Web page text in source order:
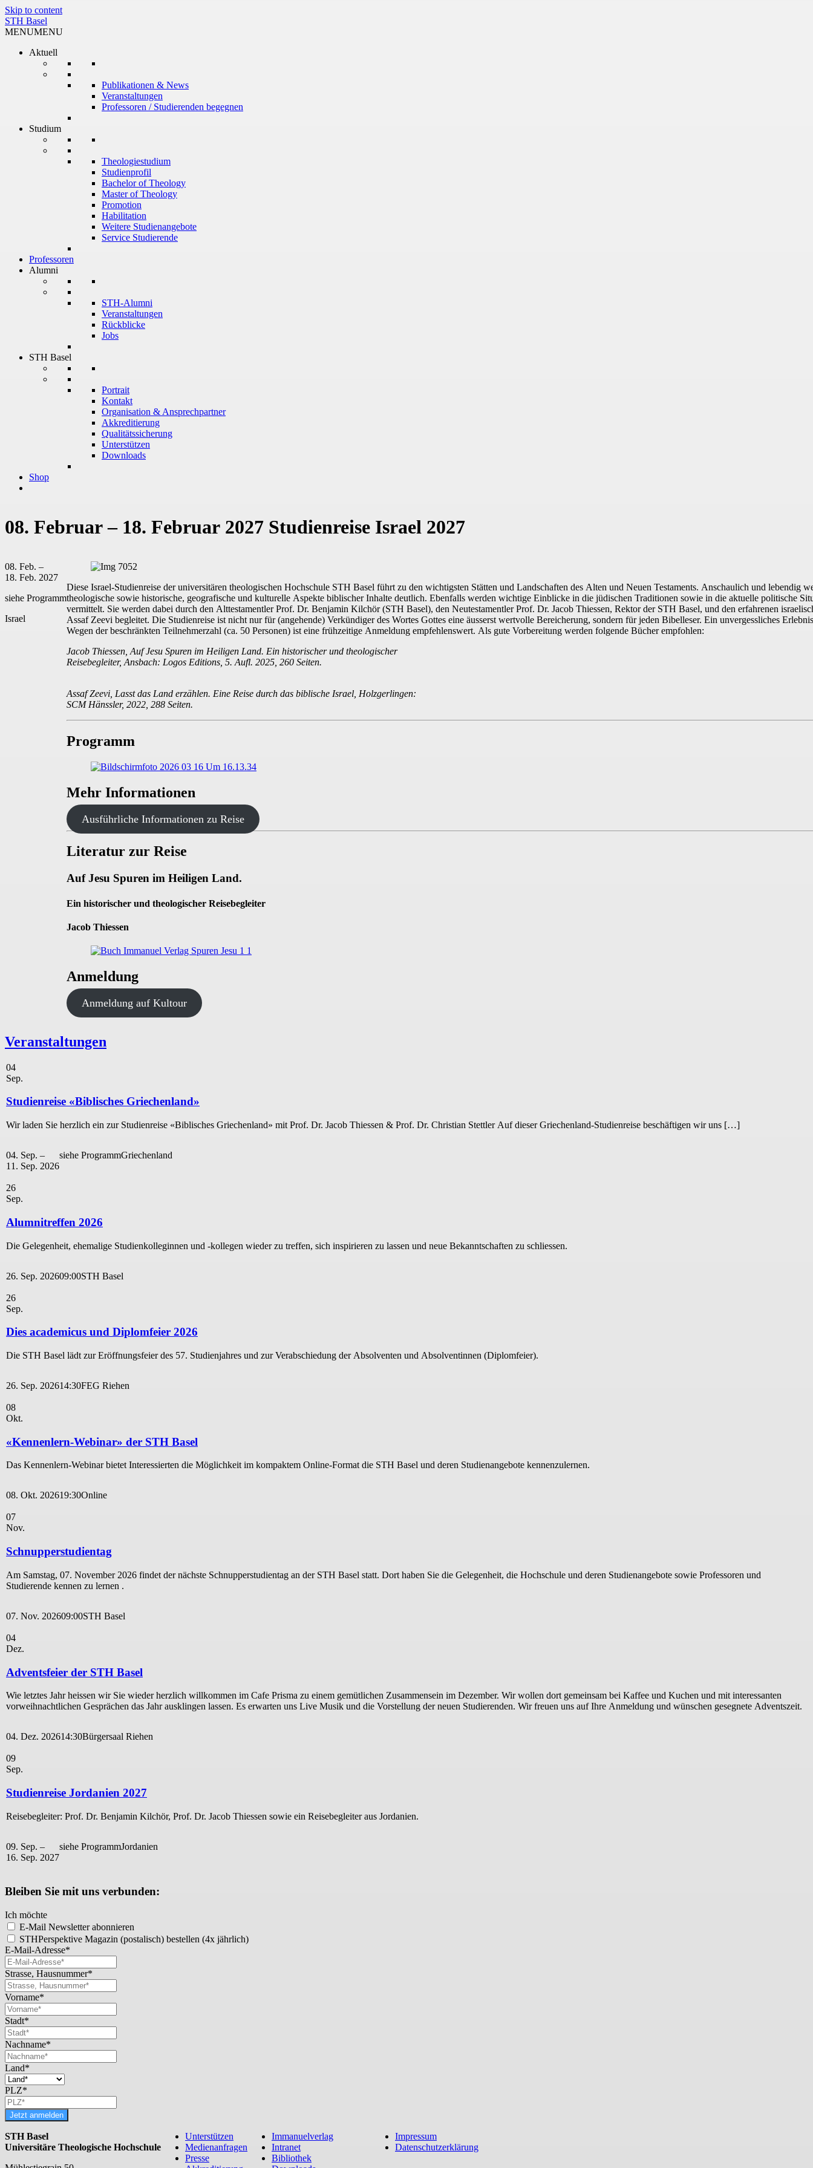
Skip to content
STH Basel
MENUMENU
Aktuell
Publikationen & News
Veranstaltungen
Professoren / Studierenden begegnen
Studium
Theologiestudium
Studienprofil
Bachelor of Theology
Master of Theology
Promotion
Habilitation
Weitere Studienangebote
Service Studierende
Professoren
Alumni
STH-Alumni
Veranstaltungen
Rückblicke
Jobs
STH Basel
Portrait
Kontakt
Organisation & Ansprechpartner
Akkreditierung
Qualitätssicherung
Unterstützen
Downloads
Shop
08. Februar – 18. Februar 2027 Studienreise Israel 2027
08. Feb. –
18. Feb. 2027
siehe Programm
Israel
Diese Israel-Studienreise der universitären theologischen Hochschule STH Basel führt zu den wichtigsten Stätten und Landschaften des Alten und Neuen Testaments. Anschaulich und lebendig
theologische sowie historische, geografische und kulturelle Aspekte biblischer Inhalte deutlich. Ebenfalls werden wichtige Einblicke in die jüdischen Traditionen sowie in die aktuelle politische
vermittelt. Sie werden dabei durch den Alttestamentler Prof. Dr. Benjamin Kilchör (STH Basel), den Neutestamentler Prof. Dr. Jacob Thiessen, Rektor der STH Basel, und den erfahrenen
Assaf Zeevi begleitet. Die Studienreise ist nicht nur für (angehende) Verkündiger des Wortes Gottes eine äusserst wertvolle Bereicherung, sondern für jeden Bibelleser. Ein unvergessliches
Wegen der beschränkten Teilnehmerzahl (ca. 50 Personen) ist eine frühzeitige Anmeldung empfehlenswert. Als gute Vorbereitung werden folgende Bücher empfohlen:
Jacob Thiessen, Auf Jesu Spuren im Heiligen Land. Ein historischer und theologischer
Reisebegleiter, Ansbach: Logos Editions, 5. Aufl. 2025, 260 Seiten.
Assaf Zeevi, Lasst das Land erzählen. Eine Reise durch das biblische Israel, Holzgerlingen:
SCM Hänssler, 2022, 288 Seiten.
Programm
Mehr Informationen
Ausführliche Informationen zu Reise
Literatur zur Reise
Auf Jesu Spuren im Heiligen Land.
Ein historischer und theologischer Reisebegleiter
Jacob Thiessen
Anmeldung
Anmeldung auf Kultour
Veranstaltungen
04
Sep.
Studienreise «Biblisches Griechenland»
Wir laden Sie herzlich ein zur Studienreise «Biblisches Griechenland» mit Prof. Dr. Jacob Thiessen & Prof. Dr. Christian Stettler Auf dieser Griechenland-Studienreise beschäftigen wir uns […]
04. Sep. –
11. Sep. 2026
siehe ProgrammGriechenland
26
Sep.
Alumnitreffen 2026
Die Gelegenheit, ehemalige Studienkolleginnen und -kollegen wieder zu treffen, sich inspirieren zu lassen und neue Bekanntschaften zu schliessen.
26. Sep. 202609:00STH Basel
26
Sep.
Dies academicus und Diplomfeier 2026
Die STH Basel lädt zur Eröffnungsfeier des 57. Studienjahres und zur Verabschiedung der Absolventen und Absolventinnen (Diplomfeier).
26. Sep. 202614:30FEG Riehen
08
Okt.
«Kennenlern-Webinar» der STH Basel
Das Kennenlern-Webinar bietet Interessierten die Möglichkeit im kompaktem Online-Format die STH Basel und deren Studienangebote kennenzulernen.
08. Okt. 202619:30Online
07
Nov.
Schnupperstudientag
Am Samstag, 07. November 2026 findet der nächste Schnupperstudientag an der STH Basel statt. Dort haben Sie die Gelegenheit, die Hochschule und deren Studienangebote sowie Professoren und
Studierende kennen zu lernen .
07. Nov. 202609:00STH Basel
04
Dez.
Adventsfeier der STH Basel
Wie letztes Jahr heissen wir Sie wieder herzlich willkommen im Cafe Prisma zu einem gemütlichen Zusammensein im Dezember. Wir wollen dort gemeinsam bei Kaffee und Kuchen und mit interessanten
vorweihnachtlichen Gesprächen das Jahr ausklingen lassen. Es erwarten uns Live Musik und die Vorstellung der neuen Studierenden. Wir freuen uns auf Ihre Anmeldung und wünschen gesegnete Adventszeit.
04. Dez. 202614:30Bürgersaal Riehen
09
Sep.
Studienreise Jordanien 2027
Reisebegleiter: Prof. Dr. Benjamin Kilchör, Prof. Dr. Jacob Thiessen sowie ein Reisebegleiter aus Jordanien.
09. Sep. –
16. Sep. 2027
siehe ProgrammJordanien
Bleiben Sie mit uns verbunden:
Ich möchte
E-Mail Newsletter abonnieren
STHPerspektive Magazin (postalisch) bestellen (4x jährlich)
E-Mail-Adresse*
Strasse, Hausnummer*
Vorname*
Stadt*
Nachname*
Land*
PLZ*
Jetzt anmelden
STH Basel
Universitäre Theologische Hochschule
Unterstützen
Medienanfragen
Presse
Immanuelverlag
Intranet
Bibliothek
Impressum
Datenschutzerklärung